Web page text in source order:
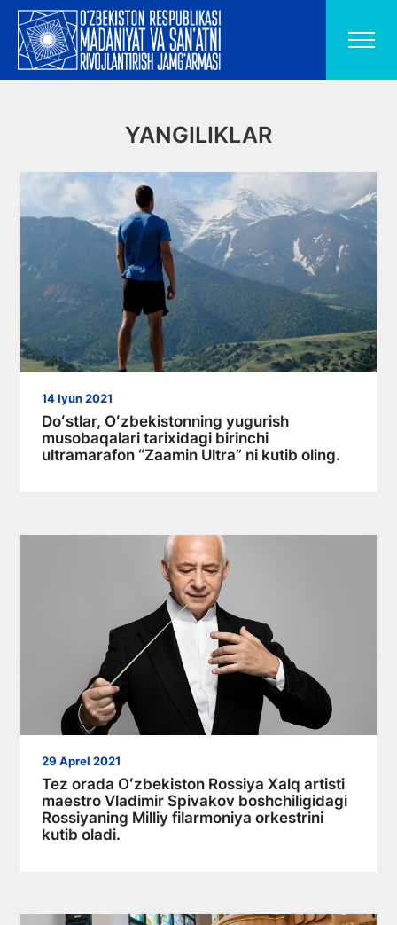
YANGILIKLAR
14 Iyun 2021
Doʻstlar, Oʻzbekistonning yugurish
musobaqalari tarixidagi birinchi
ultramarafon “Zaamin Ultra” ni kutib oling.
29 Aprel 2021
Tez orada Oʻzbekiston Rossiya Xalq artisti
maestro Vladimir Spivakov boshchiligidagi
Rossiyaning Milliy filarmoniya orkestrini
kutib oladi.